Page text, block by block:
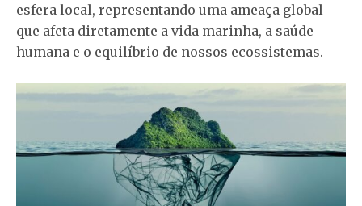
esfera local, representando uma ameaça global
que afeta diretamente a vida marinha, a saúde
humana e o equilíbrio de nossos ecossistemas.